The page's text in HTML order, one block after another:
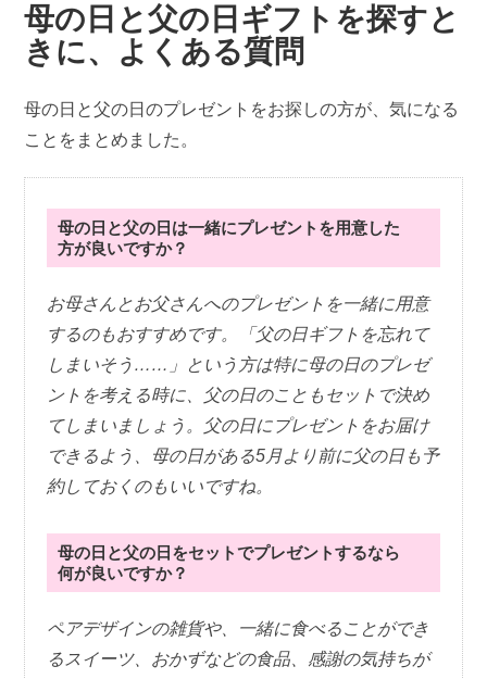
母の日と父の日ギフトを探すと
きに、よくある質問
母の日と父の日のプレゼントをお探しの方が、気になる
ことをまとめました。
母の日と父の日は一緒にプレゼントを用意した
方が良いですか？
お母さんとお父さんへのプレゼントを一緒に用意
するのもおすすめです。「父の日ギフトを忘れて
しまいそう……」という方は特に母の日のプレゼ
ントを考える時に、父の日のこともセットで決め
てしまいましょう。父の日にプレゼントをお届け
できるよう、母の日がある5月より前に父の日も予
約しておくのもいいですね。
母の日と父の日をセットでプレゼントするなら
何が良いですか？
ペアデザインの雑貨や、一緒に食べることができ
るスイーツ、おかずなどの食品、感謝の気持ちが